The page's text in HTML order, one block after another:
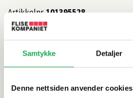
Samtykke Detaljer
Denne nettsiden anvender cookies
Artikkelnr.101395528
Produktinformasjon